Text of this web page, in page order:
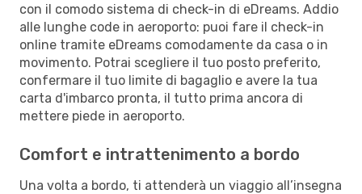
con il comodo sistema di check-in di eDreams. Addio
alle lunghe code in aeroporto: puoi fare il check-in
online tramite eDreams comodamente da casa o in
movimento. Potrai scegliere il tuo posto preferito,
confermare il tuo limite di bagaglio e avere la tua
carta d'imbarco pronta, il tutto prima ancora di
mettere piede in aeroporto.
Comfort e intrattenimento a bordo
Una volta a bordo, ti attenderà un viaggio all’insegna